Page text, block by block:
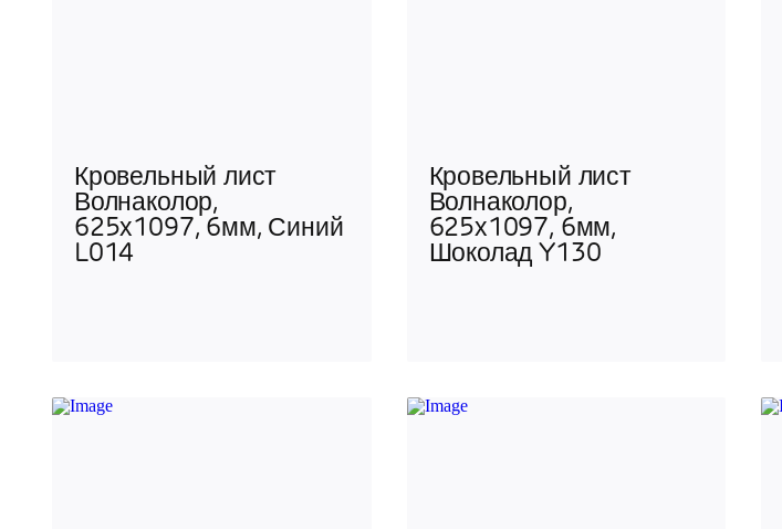
Кровельный лист
Волнаколор,
625х1097, 6мм, Синий
L014
Кровельный лист
Волнаколор,
625х1097, 6мм,
Шоколад Y130